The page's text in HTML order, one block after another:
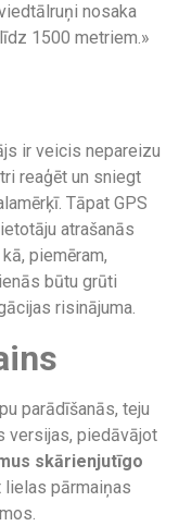
nosaka
1500 metriem.»
ir veicis nepareizu
reaģēt un sniegt
Tāpat GPS
atrašanās
piemēram,
būtu grūti
risinājuma.
parādīšanās, teju
versijas, piedāvājot
skārienjutīgo
pārmaiņas